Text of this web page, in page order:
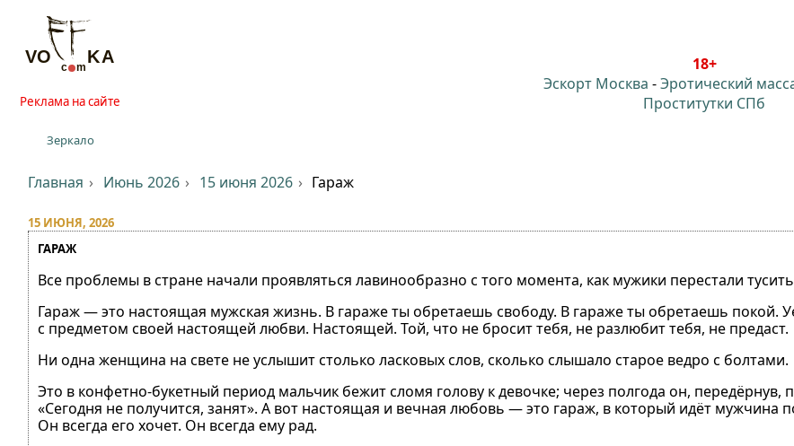
Реклама на сайте
Зеркало
18+
Эскорт Москва -Эротический
Проститутки СПб
Главная Июнь 2026 15 июня 2026 Гараж
15 ИЮНЯ, 2026
ГАРАЖ
Все проблемы в стране начали проявляться лавинообразно с того момента, как мужики перестали
Гараж — это настоящая мужская жизнь. В гараже ты обретаешь свободу. В гараже ты обретаешь покой.
с предметом своей настоящей любви. Настоящей. Той, что не бросит тебя, не разлюбит тебя, не предаст.
Ни одна женщина на свете не услышит столько ласковых слов, сколько слышало старое ведро с болтами.
Это в конфетно-букетный период мальчик бежит сломя голову к девочке; через полгода он, передёрнув,
«Сегодня не получится, занят». А вот настоящая и вечная любовь — это гараж, в который идёт мужчина
Он всегда его хочет. Он всегда ему рад.